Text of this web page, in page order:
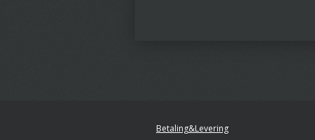
Betaling&Levering